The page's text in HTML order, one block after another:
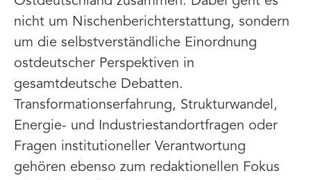
nicht um Nischenberichterstattung, sondern
um die selbstverständliche Einordnung
ostdeutscher Perspektiven in
gesamtdeutsche Debatten.
Transformationserfahrung, Strukturwandel,
Energie- und Industriestandortfragen oder
Fragen institutioneller Verantwortung
gehören ebenso zum redaktionellen Fokus